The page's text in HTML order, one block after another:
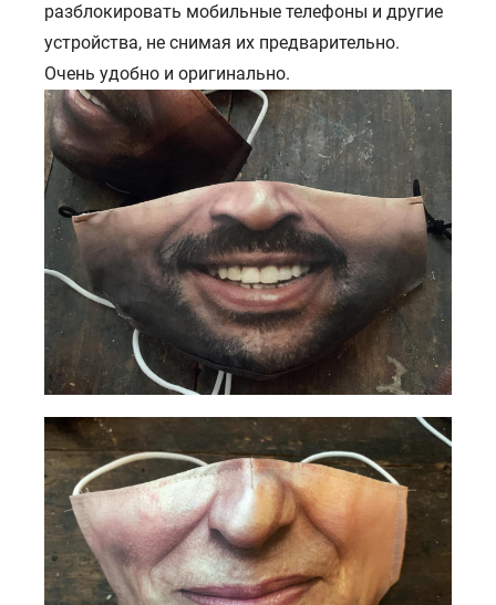
разблокировать мобильные телефоны и другие
устройства, не снимая их предварительно.
Очень удобно и оригинально.